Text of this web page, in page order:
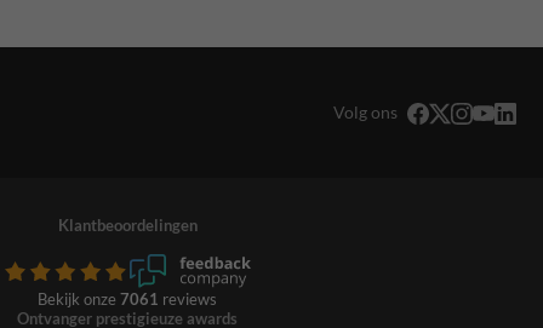
Volg ons
Klantbeoordelingen
Bekijk onze 7061 reviews
Ontvanger prestigieuze awards